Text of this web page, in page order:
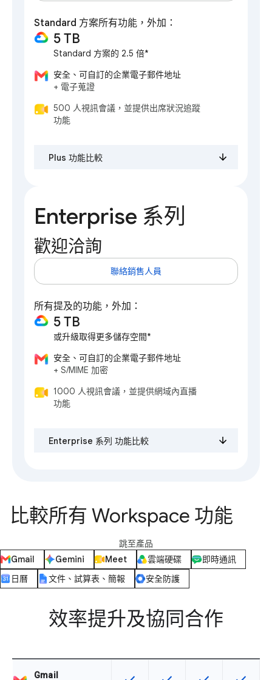
Standard 方案所有功能，外加：
5 TB
Standard 方案的 2.5 倍*
安全、可自訂的企業電子郵件地址
+ 電子蒐證
500 人視訊會議，並提供出席狀況追蹤
功能
Plus 功能比較
Enterprise 系列
歡迎洽詢
聯絡銷售人員
所有提及的功能，外加：
5 TB
或升級取得更多儲存空間*
安全、可自訂的企業電子郵件地址
+ S/MIME 加密
1000 人視訊會議，並提供網域內直播
功能
Enterprise 系列 功能比較
比較所有 Workspace 功能
跳至產品
Gmail
Gemini Meet 雲端硬碟
即時通訊
日曆
文件、試算表、簡報 安全防護
效率提升及協同合作
Gmail